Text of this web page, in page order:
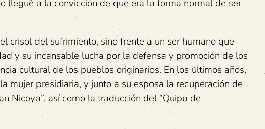
llegué a la convicción de que era la forma normal de ser
crisol del sufrimiento, sino frente a un ser humano que
y su incansable lucha por la defensa y promoción de los
cultural de los pueblos originarios. En los últimos años,
mujer presidiaria, y junto a su esposa la recuperación de
Nicoya”, así como la traducción del “Quipu de